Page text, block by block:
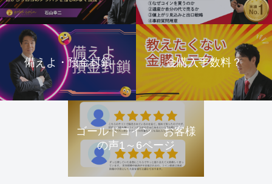
備えよ・預金封鎖 金購入手数料？
ゴールドコイン お客様
の声1～6ページ